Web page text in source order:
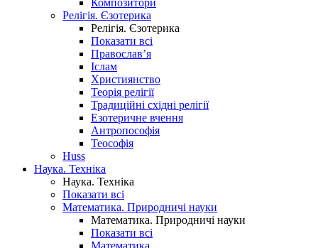
Композитори
Релігія. Єзотерика
Релігія. Єзотерика
Показати всі
Православ’я
Іслам
Християнство
Теорія релігії
Традиційні східні релігії
Езотеричне вчення
Антропософія
Теософія
Huss
Наука. Техніка
Наука. Техніка
Показати всі
Математика. Природничі науки
Математика. Природничі науки
Показати всі
Математика